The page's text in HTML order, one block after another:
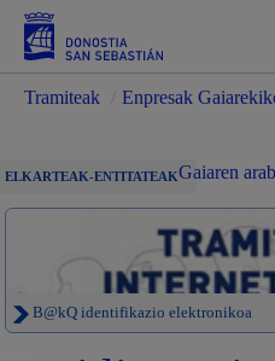
Tramiteak Enpresak
ELKARTEAK-ENTITATEAKGaiaren
B@kQ identifikazio elektronikoa